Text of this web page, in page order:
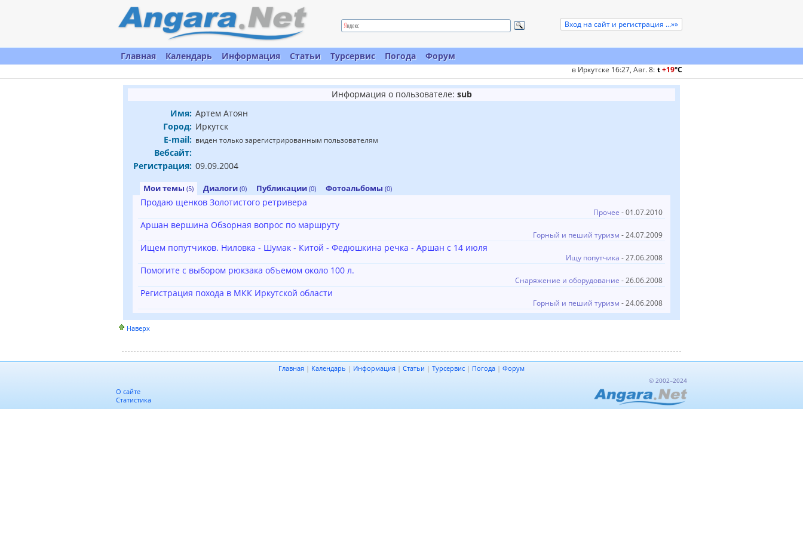
Вход на сайт и регистрация ...»»
Главная Календарь Информация Статьи Турсервис Погода Форум
в Иркутске 16:27, Авг. 8: t+19°C
Информация о пользователе: sub
Имя: Артем Атоян
Город: Иркутск
E-mail: виден только зарегистрированным пользователям
Вебсайт:
Регистрация: 09.09.2004
Мои темы (5) Диалоги (0) Публикации (0) Фотоальбомы (0)
Продаю щенков Золотистого ретривера
Прочее - 01.07.2010
Аршан вершина Обзорная вопрос по маршруту
Горный и пеший туризм - 24.07.2009
Ищем попутчиков. Ниловка - Шумак - Китой - Федюшкина речка - Аршан с 14 июля
Ищу попутчика - 27.06.2008
Помогите с выбором рюкзака объемом около 100 л.
Снаряжение и оборудование - 26.06.2008
Регистрация похода в МКК Иркутской области
Горный и пеший туризм - 24.06.2008
Наверх
Главная | Календарь | Информация | Статьи | Турсервис | Погода | Форум
О сайте
Статистика
© 2002–2024